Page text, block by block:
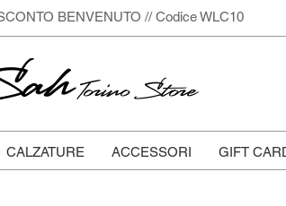
BENVENUTO // Codice WLC10
Torino Store
CALZATURE ACCESSORI GIFT